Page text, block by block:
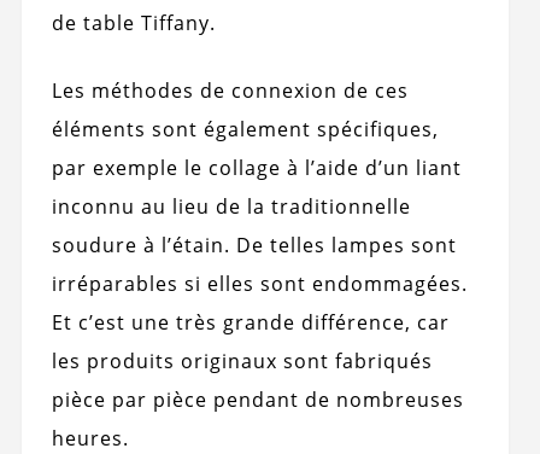
de table Tiffany.
Les méthodes de connexion de ces
éléments sont également spécifiques,
par exemple le collage à l’aide d’un liant
inconnu au lieu de la traditionnelle
soudure à l’étain. De telles lampes sont
irréparables si elles sont endommagées.
Et c’est une très grande différence, car
les produits originaux sont fabriqués
pièce par pièce pendant de nombreuses
heures.